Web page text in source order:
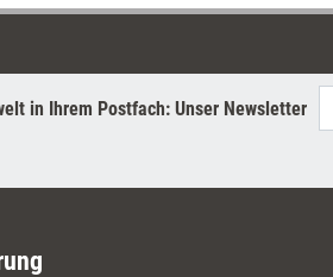
in Ihrem Postfach: Unser Newsletter